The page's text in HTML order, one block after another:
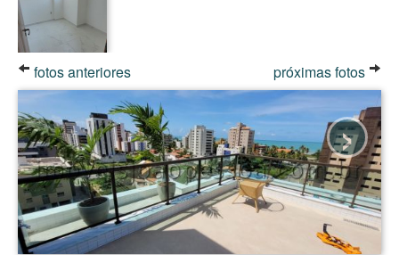
fotos anteriores próximas fotos
›